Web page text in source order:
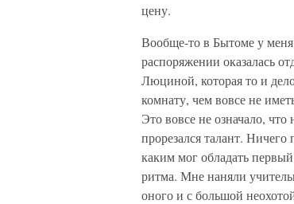
цену.
Вообще-то в Бытоме у
распоряжении оказалась
Люциной, которая то и
комнату, чем вовсе не
Это вовсе не означало,
прорезался талант.
каким мог обладать
ритма. Мне наняли
оного и с большой